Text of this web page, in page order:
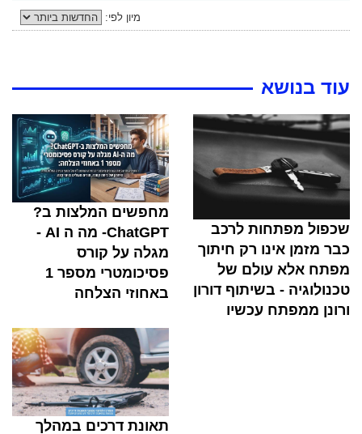
מיון לפי:
עוד בנושא
שכפול מפתחות לרכב
כבר מזמן אינו רק חיתוך
מפתח אלא עולם של
טכנולוגיה - בשיתוף דורון
ורונן ממפתח עכשיו
מחפשים המלצות ב?
ChatGPT- מה ה AI -
מגלה על קורס
פסיכומטרי מספר 1
באחוזי הצלחה
תאונת דרכים במהלך